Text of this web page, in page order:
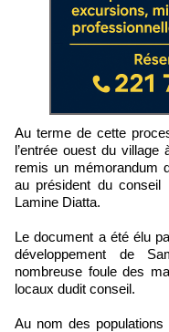
Au terme de cette procession qui a conduit les marcheurs de
l’entrée ouest du
remis un mémorandum
au président du conseil
Lamine Diatta.
Le document a été élu
développement de
nombreuse foule des
locaux dudit conseil.
Au nom des